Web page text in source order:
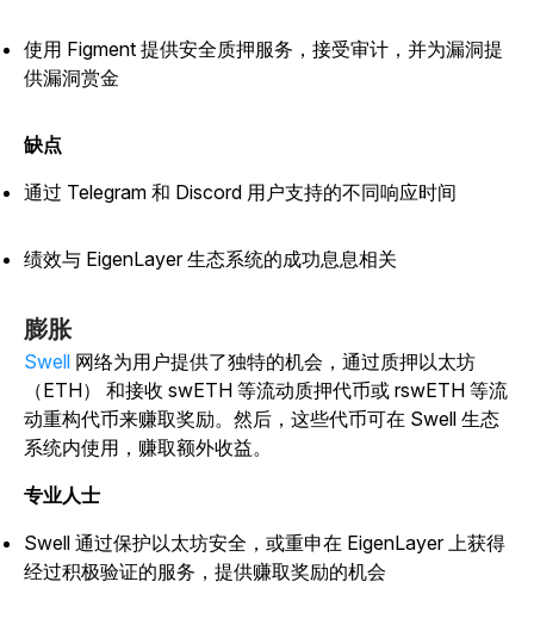
使用 Figment 提供安全质押服务，接受审计，并为漏洞提
供漏洞赏金
缺点
通过 Telegram 和 Discord 用户支持的不同响应时间
绩效与 EigenLayer 生态系统的成功息息相关
膨胀
Swell 网络为用户提供了独特的机会，通过质押以太坊
（ETH） 和接收 swETH 等流动质押代币或 rswETH 等流
动重构代币来赚取奖励。然后，这些代币可在 Swell 生态
系统内使用，赚取额外收益。
专业人士
Swell 通过保护以太坊安全，或重申在 EigenLayer 上获得
经过积极验证的服务，提供赚取奖励的机会